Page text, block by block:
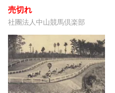
売切れ
社團法人中山競馬倶楽部